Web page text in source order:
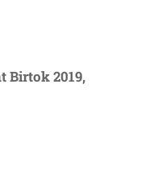
Birtok 2019,